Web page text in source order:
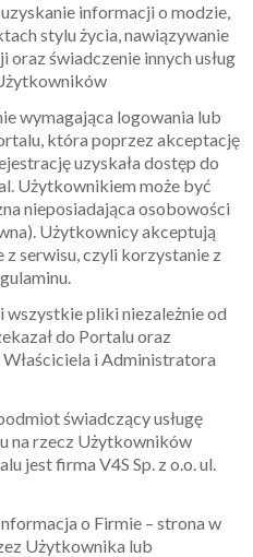
informacji o modzie,
stylu życia, nawiązywanie
świadczenie innych usług
wymagająca logowania lub
która poprzez akceptację
uzyskała dostęp do
Użytkownikiem może być
nieposiadająca osobowości
Użytkownicy akceptują
serwisu, czyli korzystanie z
wszystkie pliki niezależnie od
do Portalu oraz
i Administratora
świadczący usługę
na rzecz Użytkowników
jest firma V4S Sp. z o.o. ul.
o Firmie – strona w
Użytkownika lub